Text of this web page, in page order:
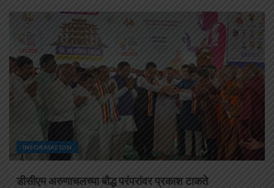
INFORMATION
डीसीएम अरुणाचलच्या बौद्ध परंपरांवर प्रकाश टाकते